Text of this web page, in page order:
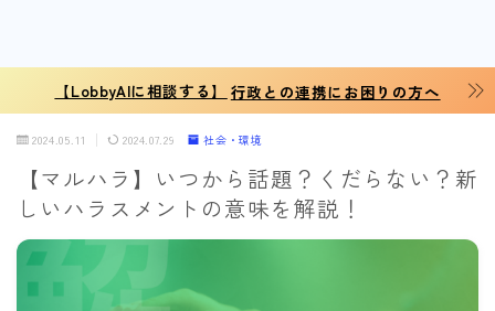
【LobbyAIに相談する】 行政との連携にお困りの方へ
2024.05.11 2024.07.29 社会・環境
【マルハラ】いつから話題？くだらない？新
しいハラスメントの意味を解説！